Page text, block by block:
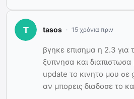
tasos 15 χρόνια πριν
βγηκε επισημα η 2.3
ξυπνησα και διαπιστωσα
update το κινητο μου
αν μπορεις διαδοσε το